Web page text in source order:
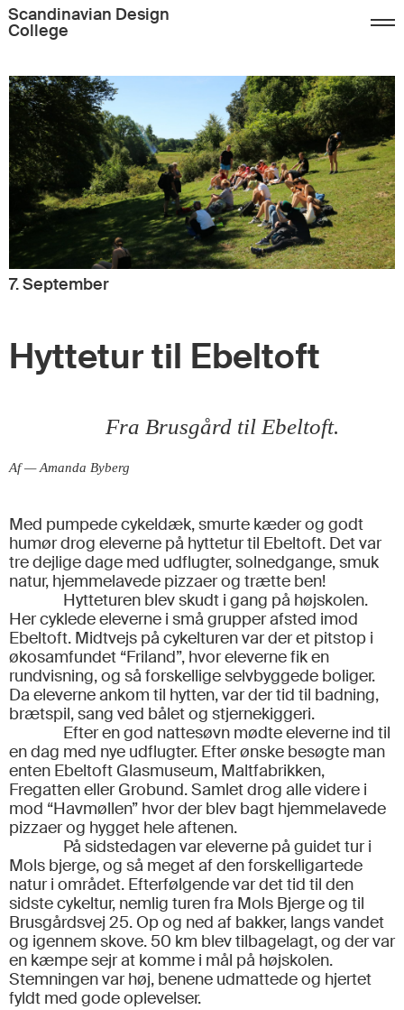
Scandinavian Design
College
7. September
Hyttetur til Ebeltoft
Fra Brusgård til Ebeltoft.
Af — Amanda Byberg
Med pumpede cykeldæk, smurte kæder og godt
humør drog eleverne på hyttetur til Ebeltoft. Det var
tre dejlige dage med udflugter, solnedgange, smuk
natur, hjemmelavede pizzaer og trætte ben!
Hytteturen blev skudt i gang på højskolen.
Her cyklede eleverne i små grupper afsted imod
Ebeltoft. Midtvejs på cykelturen var der et pitstop i
økosamfundet “Friland”, hvor eleverne fik en
rundvisning, og så forskellige selvbyggede boliger.
Da eleverne ankom til hytten, var der tid til badning,
brætspil, sang ved bålet og stjernekiggeri.
Efter en god nattesøvn mødte eleverne ind til
en dag med nye udflugter. Efter ønske besøgte man
enten Ebeltoft Glasmuseum, Maltfabrikken,
Fregatten eller Grobund. Samlet drog alle videre i
mod “Havmøllen” hvor der blev bagt hjemmelavede
pizzaer og hygget hele aftenen.
På sidstedagen var eleverne på guidet tur i
Mols bjerge, og så meget af den forskelligartede
natur i området. Efterfølgende var det tid til den
sidste cykeltur, nemlig turen fra Mols Bjerge og til
Brusgårdsvej 25. Op og ned af bakker, langs vandet
og igennem skove. 50 km blev tilbagelagt, og der var
en kæmpe sejr at komme i mål på højskolen.
Stemningen var høj, benene udmattede og hjertet
fyldt med gode oplevelser.